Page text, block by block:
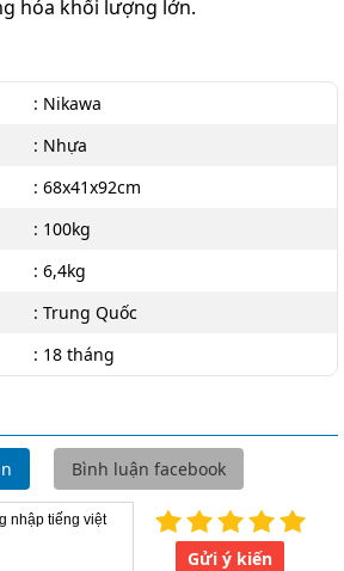
hóa khối lượng lớn.
: Nikawa
: Nhựa
: 68x41x92cm
: 100kg
: 6,4kg
: Trung Quốc
: 18 tháng
Bình luận facebook
Gửi ý kiến